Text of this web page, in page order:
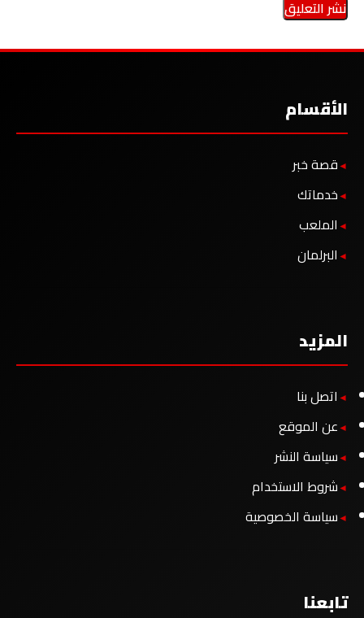
الأقسام
قصة خبر
خدماتك
الملعب
البرلمان
المزيد
اتصل بنا
عن الموقع
سياسة النشر
شروط الاستخدام
سياسة الخصوصية
تابعنا